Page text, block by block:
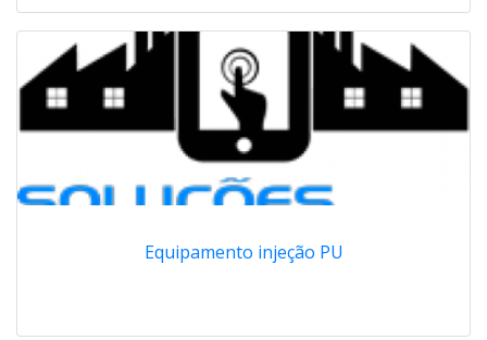
Equipamento injeção PU